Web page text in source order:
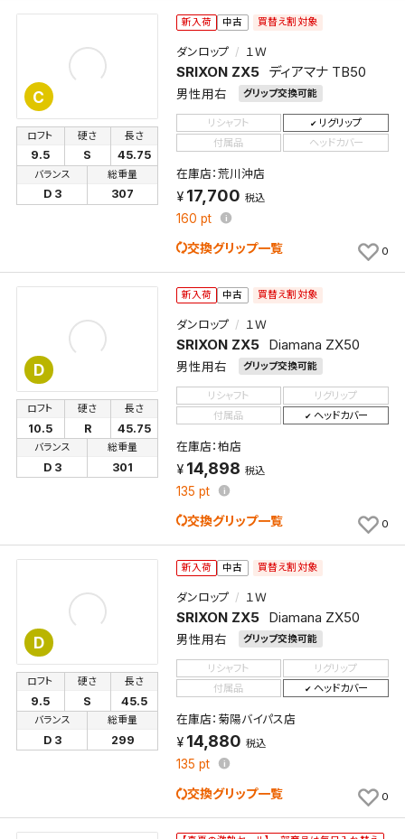
C
新入荷 中古 買替え割対象
ダンロップ １Ｗ
SRIXON ZX5 ディアマナ TB50
男性用右 グリップ交換可能
ロフト
9.5
硬さ
S
長さ
45.75
バランス
D 3
総重量
307
リシャフト
リグリップ
付属品
ヘッドカバー
在庫店：荒川沖店
17,700 税込
160 pt
交換グリップ一覧 0
D
新入荷 中古 買替え割対象
ダンロップ １Ｗ
SRIXON ZX5 Diamana ZX50
男性用右 グリップ交換可能
ロフト
10.5
硬さ
R
長さ
45.75
バランス
D 3
総重量
301
リシャフト
リグリップ
付属品
ヘッドカバー
在庫店：柏店
14,898 税込
135 pt
交換グリップ一覧 0
D
新入荷 中古 買替え割対象
ダンロップ １Ｗ
SRIXON ZX5 Diamana ZX50
男性用右 グリップ交換可能
ロフト
9.5
硬さ
S
長さ
45.5
バランス
D 3
総重量
299
リシャフト
リグリップ
付属品
ヘッドカバー
在庫店：菊陽バイパス店
14,880 税込
135 pt
交換グリップ一覧 0